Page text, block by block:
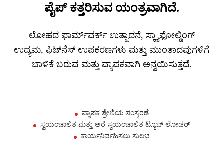
ಪೈಪ್ ಕತ್ತರಿಸುವ ಯಂತ್ರವಾಗಿದೆ.
ಲೋಹದ ಫಾರ್ಮ್‌ವರ್ಕ್ ಉತ್ಪಾದನೆ, ಸ್ಕ್ಯಾಫೋಲ್ಡಿಂಗ್
ಉದ್ಯಮ, ಫಿಟ್‌ನೆಸ್ ಉಪಕರಣಗಳು ಮತ್ತು ಮುಂತಾದವುಗಳಿಗೆ
ಬಾಳಿಕೆ ಬರುವ ಮತ್ತು ವ್ಯಾಪಕವಾಗಿ ಅನ್ವಯಿಸುತ್ತದೆ.
ವ್ಯಾಪಕ ಶ್ರೇಣಿಯ ಸಂಸ್ಕರಣೆ
ಸ್ವಯಂಚಾಲಿತ ಮತ್ತು ಅರೆ-ಸ್ವಯಂಚಾಲಿತ ಟ್ಯೂಬ್ ಲೋಡರ್
ಕಾರ್ಯನಿರ್ವಹಿಸಲು ಸುಲಭ